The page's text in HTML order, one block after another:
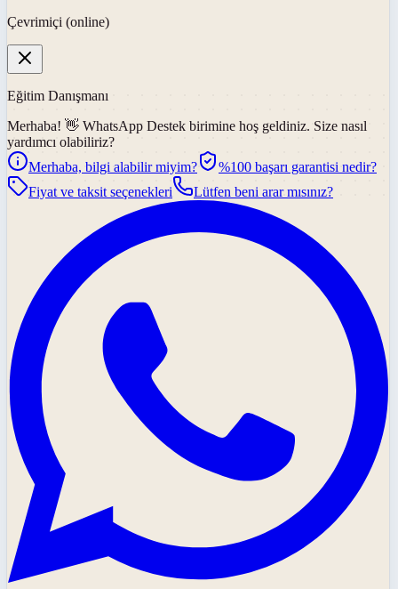
Çevrimiçi (online)
Eğitim Danışmanı
Merhaba! 👋 WhatsApp Destek birimine hoş geldiniz. Size nasıl
yardımcı olabiliriz?
Merhaba, bilgi alabilir miyim?
%100 başarı garantisi nedir?
Fiyat ve taksit seçenekleri
Lütfen beni arar mısınız?